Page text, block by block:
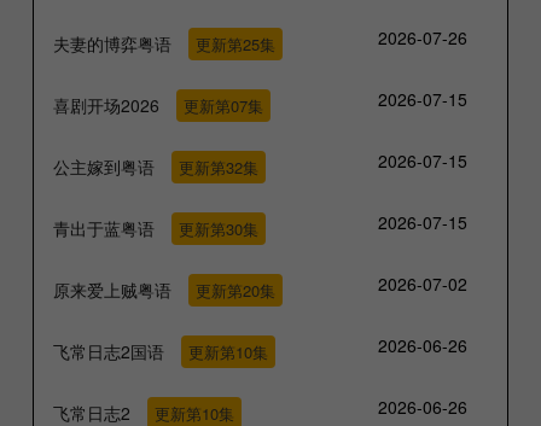
夫妻的博弈粤语 更新第25集 2026-07-26
喜剧开场2026 更新第07集 2026-07-15
公主嫁到粤语 更新第32集 2026-07-15
青出于蓝粤语 更新第30集 2026-07-15
原来爱上贼粤语 更新第20集 2026-07-02
飞常日志2国语 更新第10集 2026-06-26
飞常日志2 更新第10集 2026-06-26